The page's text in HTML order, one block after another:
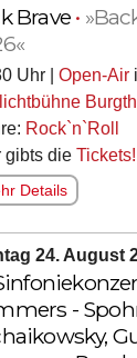
Brave •
Uhr | Open-Air
Rock`n`Roll
gibts die Tickets!
Details
24. August
-